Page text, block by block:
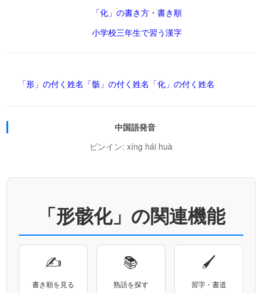
「化」の書き方・書き順
小学校三年生で習う漢字
「形」の付く姓名 「骸」の付く姓名 「化」の付く姓名
中国語発音
ピンイン: xíng hái huà
「形骸化」の関連機能
✍
書き順を見る
📚
熟語を探す
🖌
習字・書道